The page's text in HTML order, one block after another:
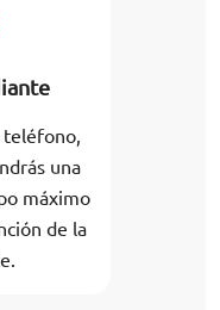
teléfono,
una
máximo
de la